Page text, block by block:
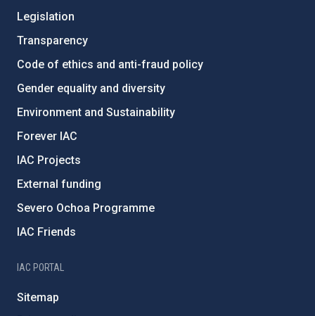
Legislation
Transparency
Code of ethics and anti-fraud policy
Gender equality and diversity
Environment and Sustainability
Forever IAC
IAC Projects
External funding
Severo Ochoa Programme
IAC Friends
IAC PORTAL
Sitemap